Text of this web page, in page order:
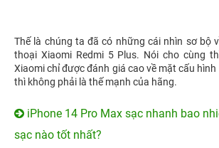
Thế là chúng ta đã có những cái nhìn sơ bộ
thoại Xiaomi Redmi 5 Plus. Nói cho cùng
Xiaomi chỉ được đánh giá cao về mặt cấu hình
thì không phải là thế mạnh của hãng.
iPhone 14 Pro Max sạc nhanh bao
sạc nào tốt nhất?